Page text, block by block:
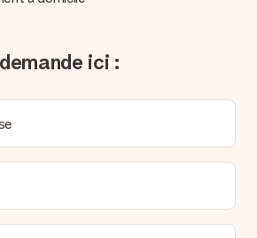
avec la confirmation de commande. Vous
cadeau à l’heureux destinataire, pour
ici :